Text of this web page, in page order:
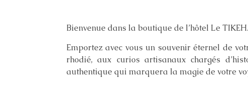
Bienvenue dans la boutique de l’hôtel Le
Emportez avec vous un souvenir éternel de
rhodié, aux curios artisanaux chargés
authentique qui marquera la magie de votre